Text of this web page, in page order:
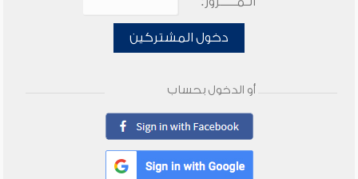
دخول المشتركين
أو الدخول بحساب